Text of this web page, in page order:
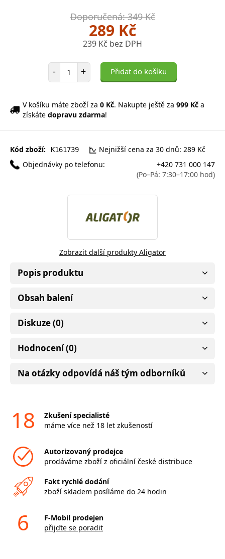
Doporučená: 349 Kč
289 Kč
239 Kč bez DPH
- Počet položek
+ Přidat do košíku
V košíku máte zboží za 0 Kč. Nakupte ještě za 999 Kč a
získáte dopravu zdarma!
Kód zboží: K161739
Nejnižší cena za 30 dnů: 289 Kč
Objednávky po telefonu:
+420 731 000 147
(Po–Pá: 7:30–17:00 hod)
Zobrazit další produkty Aligator
Popis produktu
Obsah balení
Diskuze (0)
Hodnocení (0)
Na otázky odpovídá náš tým odborníků
18
Zkušení specialisté
máme více než 18 let zkušeností
Autorizovaný prodejce
prodáváme zboží z oficiální české distribuce
Fakt rychlé dodání
zboží skladem posíláme do 24 hodin
6
F-Mobil prodejen
přijďte se poradit